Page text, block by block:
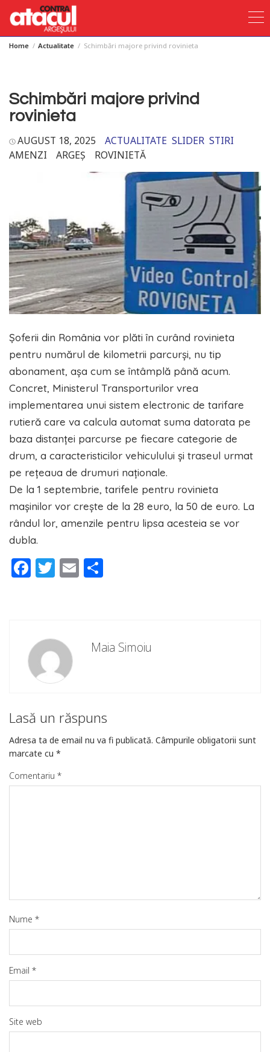
SkipHome Actualitate Schimbări majore privind rovinieta
Schimbări majore privind
rovinieta
AUGUST 18, 2025 ACTUALITATE SLIDER STIRI
AMENZI
ARGEȘ ROVINIETĂ
Şoferii din România vor plăti în curând rovinieta
pentru numărul de kilometrii parcurşi, nu tip
abonament, aşa cum se întâmplă până acum.
Concret, Ministerul Transporturilor vrea
implementarea unui sistem electronic de tarifare
rutieră care va calcula automat suma datorata pe
baza distanței parcurse pe fiecare categorie de
drum, a caracteristicilor vehiculului şi traseul urmat
pe rețeaua de drumuri naționale.
De la 1 septembrie, tarifele pentru rovinieta
mașinilor vor crește de la 28 euro, la 50 de euro. La
rândul lor, amenzile pentru lipsa acesteia se vor
dubla.
Facebook
Twitter
Email
Maia Simoiu
Lasă un răspuns
Adresa ta de email nu va fi publicată. Câmpurile obligatorii sunt
marcate cu *
Comentariu *
Nume *
Email *
Site web